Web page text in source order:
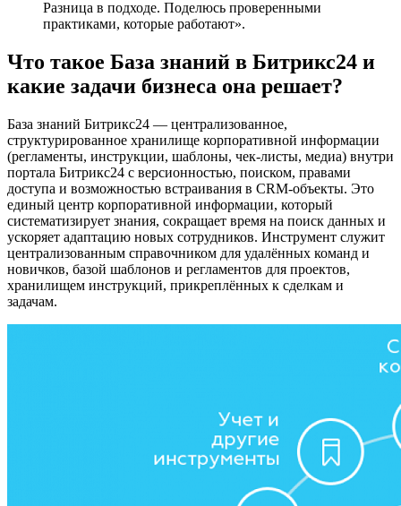
Разница в подходе. Поделюсь проверенными
практиками, которые работают».
Что такое База знаний в Битрикс24 и
какие задачи бизнеса она решает?
База знаний Битрикс24 — централизованное,
структурированное хранилище корпоративной информации
(регламенты, инструкции, шаблоны, чек-листы, медиа) внутри
портала Битрикс24 с версионностью, поиском, правами
доступа и возможностью встраивания в CRM-объекты. Это
единый центр корпоративной информации, который
систематизирует знания, сокращает время на поиск данных и
ускоряет адаптацию новых сотрудников. Инструмент служит
централизованным справочником для удалённых команд и
новичков, базой шаблонов и регламентов для проектов,
хранилищем инструкций, прикреплённых к сделкам и
задачам.